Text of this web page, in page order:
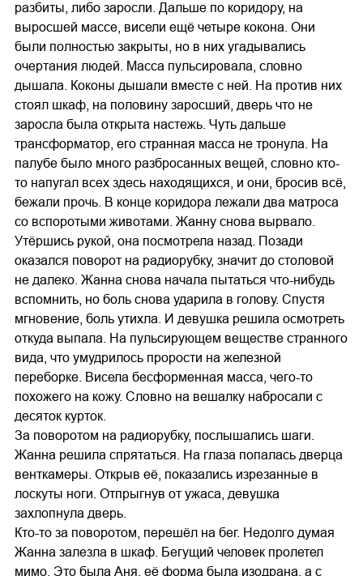
разбиты, либо заросли. Дальше по коридору, на
выросшей массе, висели ещё четыре кокона. Они
были полностью закрыты, но в них угадывались
очертания людей. Масса пульсировала, словно
дышала. Коконы дышали вместе с ней. На против них
стоял шкаф, на половину заросший, дверь что не
заросла была открыта настежь. Чуть дальше
трансформатор, его странная масса не тронула. На
палубе было много разбросанных вещей, словно кто-
то напугал всех здесь находящихся, и они, бросив всё,
бежали прочь. В конце коридора лежали два матроса
со вспоротыми животами. Жанну снова вырвало.
Утёршись рукой, она посмотрела назад. Позади
оказался поворот на радиорубку, значит до столовой
не далеко. Жанна снова начала пытаться что-нибудь
вспомнить, но боль снова ударила в голову. Спустя
мгновение, боль утихла. И девушка решила осмотреть
откуда выпала. На пульсирующем веществе странного
вида, что умудрилось прорости на железной
переборке. Висела бесформенная масса, чего-то
похожего на кожу. Словно на вешалку набросали с
десяток курток.
За поворотом на радиорубку, послышались шаги.
Жанна решила спрятаться. На глаза попалась дверца
венткамеры. Открыв её, показались изрезанные в
лоскуты ноги. Отпрыгнув от ужаса, девушка
захлопнула дверь.
Кто-то за поворотом, перешёл на бег. Недолго думая
Жанна залезла в шкаф. Бегущий человек пролетел
мимо. Это была Аня, её форма была изодрана, а с